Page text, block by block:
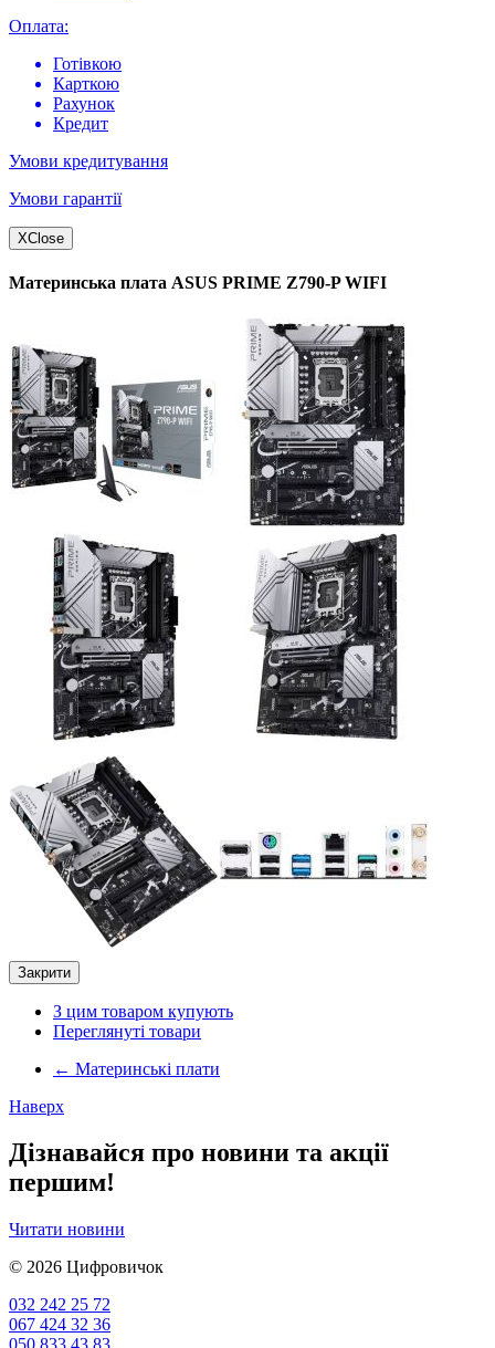
Оплата:
Готівкою
Карткою
Рахунок
Кредит
Умови кредитування
Умови гарантії
XClose
Материнська плата ASUS PRIME Z790-P WIFI
Закрити
З цим товаром купують
Переглянуті товари
← Материнські плати
Наверх
Дізнавайся про новини та акції
першим!
Читати новини
© 2026 Цифровичок
032 242 25 72
067 424 32 36